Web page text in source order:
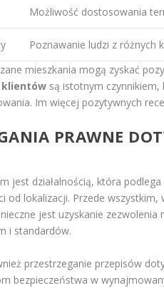
Możliwość dostosowania
Poznawanie ludzi z różnych
mieszkania mogą zyskać
klientów są istotnym czynnikiem,
Im więcej pozytywnych
PRAWNE
jest działalnością, która
od lokalizacji. Przede
jest uzyskanie
i standardów.
przestrzeganie przepisów
bezpieczeństwa w